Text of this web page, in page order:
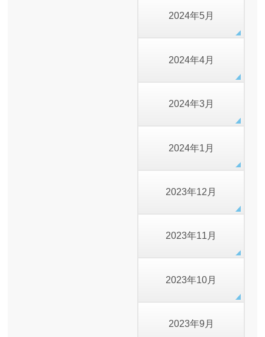
2024年5月
2024年4月
2024年3月
2024年1月
2023年12月
2023年11月
2023年10月
2023年9月